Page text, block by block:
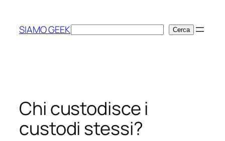
contenuto
SIAMO GEEKCerca Cerca
Chi custodisce i
custodi stessi?